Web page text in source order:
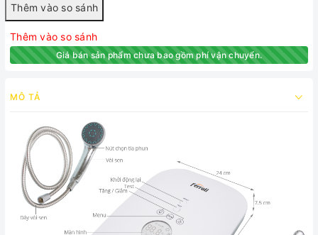
Thêm vào so sánh
Giá bán sản phẩm chưa bao gồm phí vận chuyển.
MÔ TẢ